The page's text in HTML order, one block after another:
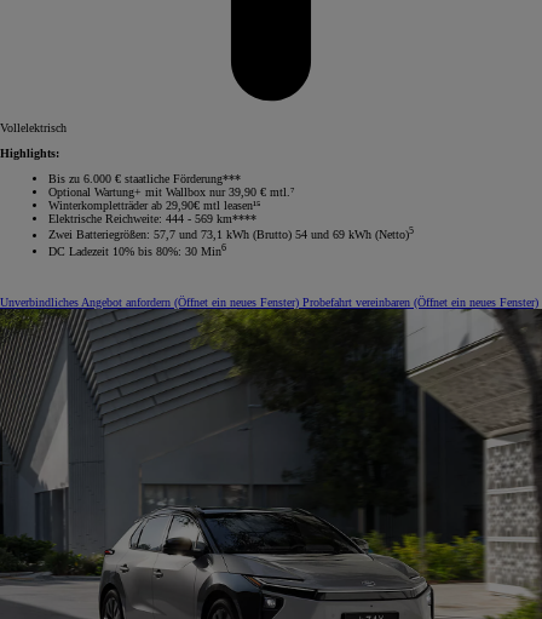
Vollelektrisch
Highlights:
Bis zu 6.000 € staatliche Förderung***
Optional Wartung+ mit Wallbox nur 39,90 € mtl.⁷
Winterkompletträder ab 29,90€ mtl leasen¹⁵
Elektrische Reichweite: 444 - 569 km****
Zwei Batteriegrößen: 57,7 und 73,1 kWh (Brutto) 54 und 69 kWh (Netto)5
DC Ladezeit 10% bis 80%: 30 Min6
Unverbindliches Angebot anfordern (Öffnet ein neues Fenster) Probefahrt vereinbaren (Öffnet ein neues Fenster)